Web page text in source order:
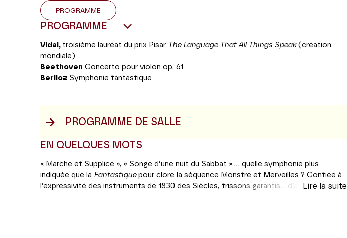
PROGRAMME
PROGRAMME
Vidal, troisième lauréat du prix Pisar The Language That All Things Speak(création
mondiale)
Beethoven Concerto pour violon op. 61
Berlioz Symphonie fantastique
PROGRAMME DE SALLE
EN QUELQUES MOTS
« Marche et Supplice », « Songe d’une nuit du Sabbat » … quelle symphonie plus
indiquée que la Fantastiquepour clore la séquence Monstre et Merveilles ? Confiée à
l’expressivité des instruments de 1830 des Siècles, frissons garantis… d’autant que
Lire la suite